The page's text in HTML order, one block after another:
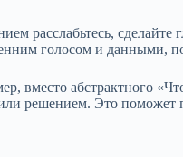
расслабьтесь,
голосом и данными,
вместо абстрактного
решением. Это поможет